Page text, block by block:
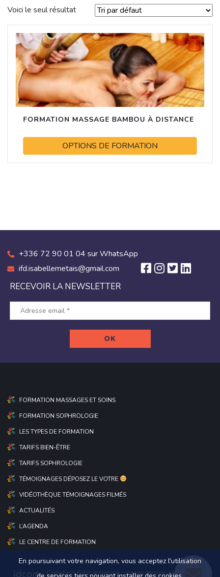
Voici le seul résultat
FORMATION MASSAGE BAMBOU À DISTANCE
OPTIONS DE FORMATION
+336 72 90 01 04 sur WhatsApp
ifd.isabellemetais@gmail.com
RECEVOIR LA NEWSLETTER
FORMATION MASSAGES ET SOINS
FORMATION SOPHROLOGIE
LES TYPES DE FORMATION
TARIFS BIEN-ÊTRE
TARIFS SOPHROLOGIE
TÉMOIGNAGES DÉPOSEZ LE VOTRE
VIDÉOTHÈQUE TÉMOIGNAGES FILMÉS
ACTUALITÉS
L’AGENDA
LE CENTRE DE FORMATION
Création Site Internet :www.idcom-lagence.fr
En poursuivant votre navigation, vous acceptez l'utilisation